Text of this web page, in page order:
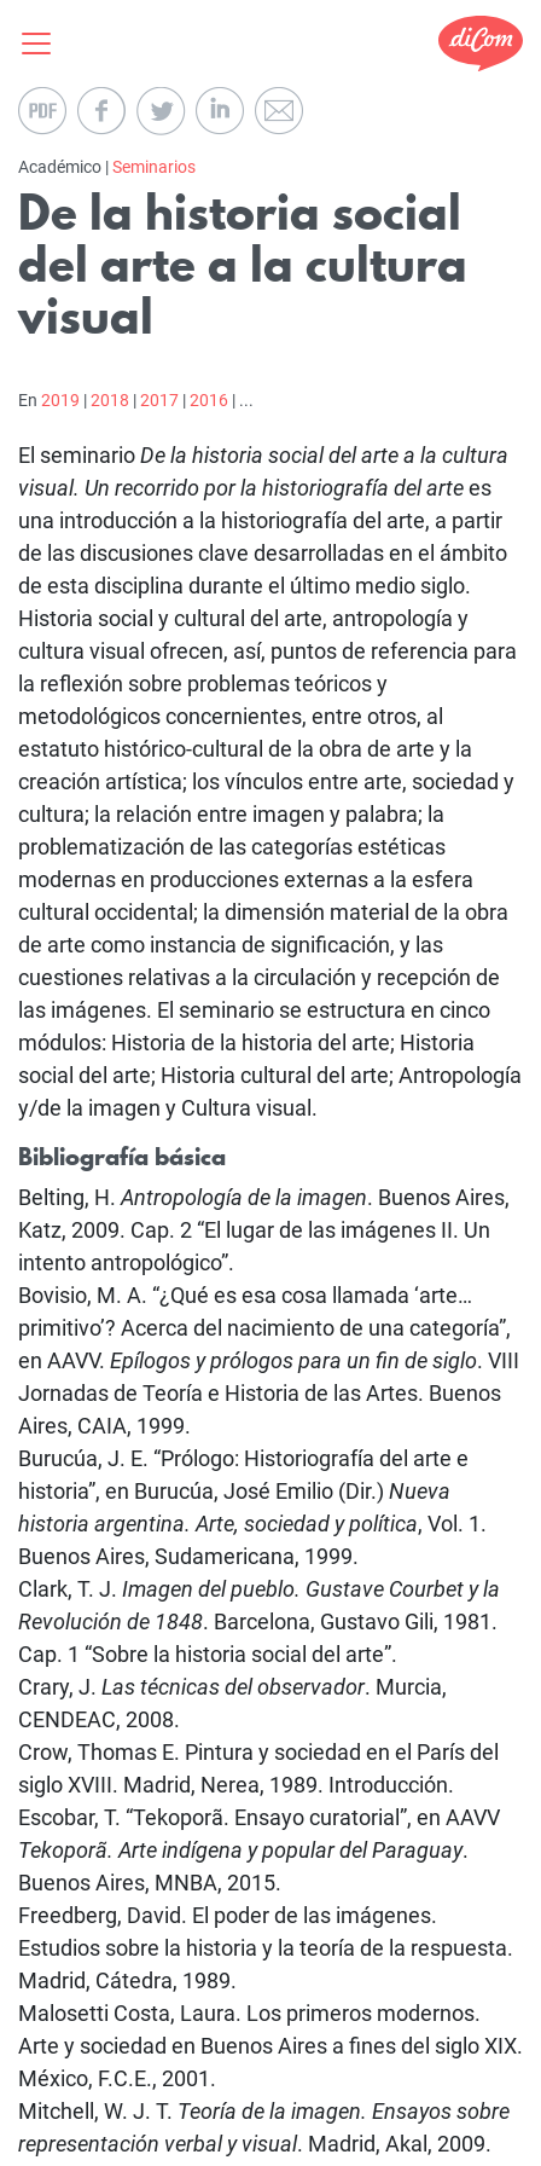
Académico |Seminarios
De la historia social
del arte a la cultura
visual
En 2019 |2018 |2017 |2016 | ...
El seminarioDe la historia social del arte a la cultura
visual. Un recorrido por la historiografía del artees
una introducción a la historiografía del arte, a partir
de las discusiones clave desarrolladas en el ámbito
de esta disciplina durante el último medio siglo.
Historia social y cultural del arte, antropología y
cultura visual ofrecen, así, puntos de referencia para
la reflexión sobre problemas teóricos y
metodológicos concernientes, entre otros, al
estatuto histórico-cultural de la obra de arte y la
creación artística; los vínculos entre arte, sociedad y
cultura; la relación entre imagen y palabra; la
problematización de las categorías estéticas
modernas en producciones externas a la esfera
cultural occidental; la dimensión material de la obra
de arte como instancia de significación, y las
cuestiones relativas a la circulación y recepción de
las imágenes. El seminario se estructura en cinco
módulos: Historia de la historia del arte; Historia
social del arte; Historia cultural del arte; Antropología
y/de la imagen y Cultura visual.
Bibliografía básica
Belting, H. Antropología de la imagen. Buenos Aires,
Katz, 2009. Cap. 2 “El lugar de las imágenes II. Un
intento antropológico”.
Bovisio, M. A. “¿Qué es esa cosa llamada ‘arte…
primitivo’? Acerca del nacimiento de una categoría”,
en AAVV. Epílogos y prólogos para un fin de siglo. VIII
Jornadas de Teoría e Historia de las Artes. Buenos
Aires, CAIA, 1999.
Burucúa, J. E. “Prólogo: Historiografía del arte e
historia”, en Burucúa, José Emilio (Dir.) Nueva
historia argentina. Arte, sociedad y política, Vol. 1.
Buenos Aires, Sudamericana, 1999.
Clark, T. J. Imagen del pueblo. Gustave Courbet y la
Revolución de 1848. Barcelona, Gustavo Gili, 1981.
Cap. 1 “Sobre la historia social del arte”.
Crary, J. Las técnicas del observador. Murcia,
CENDEAC, 2008.
Crow, Thomas E. Pintura y sociedad en el París del
siglo XVIII. Madrid, Nerea, 1989. Introducción.
Escobar, T. “Tekoporã. Ensayo curatorial”, en AAVV
Tekoporã. Arte indígena y popular del Paraguay.
Buenos Aires, MNBA, 2015.
Freedberg, David. El poder de las imágenes.
Estudios sobre la historia y la teoría de la respuesta.
Madrid, Cátedra, 1989.
Malosetti Costa, Laura. Los primeros modernos.
Arte y sociedad en Buenos Aires a fines del siglo XIX.
México, F.C.E., 2001.
Mitchell, W. J. T. Teoría de la imagen. Ensayos sobre
representación verbal y visual. Madrid, Akal, 2009.